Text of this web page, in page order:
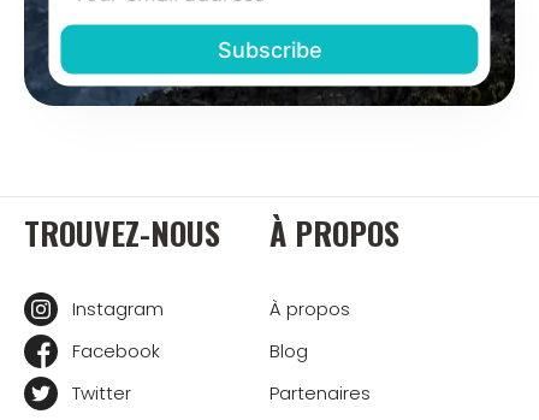
TROUVEZ-NOUS
Instagram
Facebook
Twitter
À PROPOS
À propos
Blog
Partenaires